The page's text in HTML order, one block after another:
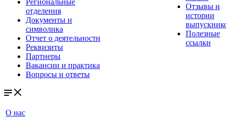
Региональные
отделения
Документы и
символика
Отчет о деятельности
Реквизиты
Партнеры
Вакансии и практика
Вопросы и ответы
Отзывы и
истории
Полезные
ссылки
О нас